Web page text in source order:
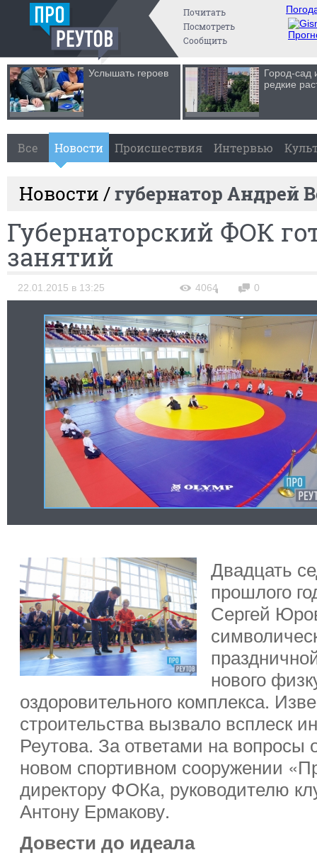
Почитать
Посмотреть
Сообщить
Услышать героев
Город-сад
редкие
Все Новости Происшествия Интервью
Новости /губернатор Андрей
Губернаторский ФОК
занятий
22.01.2015 в 13:25 4064 0
Двадцать
прошлого
Сергей
нового
оздоровительного комплекса.
строительства вызвало всплеск
Реутова. За ответами на вопросы
новом спортивном сооружении
директору ФОКа, руководителю
Антону Ермакову.
Довести до идеала